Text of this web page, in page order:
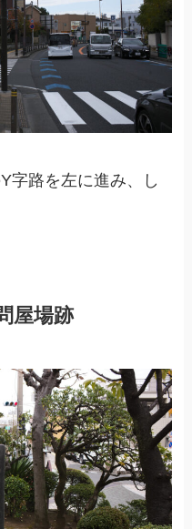
字路を左に進み、し
屋場跡